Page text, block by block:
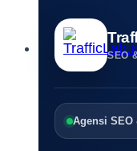
SEO
Agensi SEO